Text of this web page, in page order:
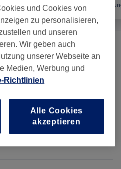
Friseur
ab 9 €
ab 7 €
und Cookies von
zu personalisieren,
und unseren
Wir geben auch
unserer Webseite an
Medien, Werbung und
Richtlinien
Alle Cookies
akzeptieren